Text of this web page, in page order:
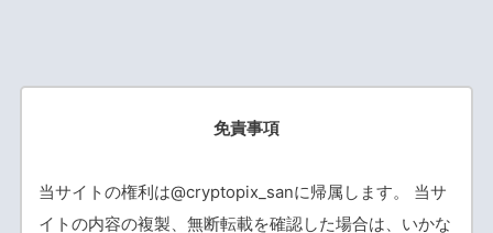
免責事項
当サイトの権利は@cryptopix_sanに帰属します。 当サ
イトの内容の複製、無断転載を確認した場合は、いかな